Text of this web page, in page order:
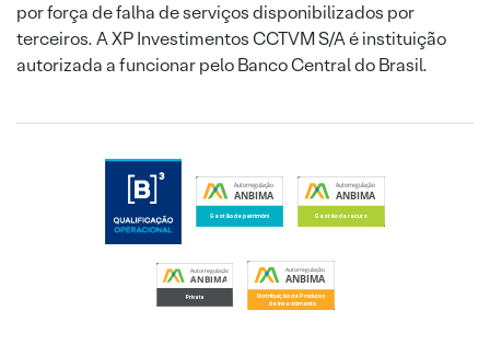
por força de falha de serviços disponibilizados por
terceiros. A XP Investimentos CCTVM S/A é instituição
autorizada a funcionar pelo Banco Central do Brasil.